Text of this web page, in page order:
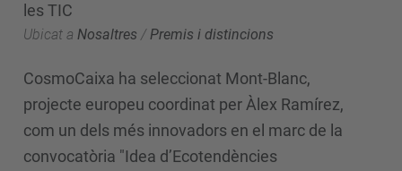
les TIC
Ubicat a Nosaltres /Premis i distincions
CosmoCaixa ha seleccionat Mont-Blanc,
projecte europeu coordinat per Àlex Ramírez,
com un dels més innovadors en el marc de la
convocatòria "Idea d’Ecotendències